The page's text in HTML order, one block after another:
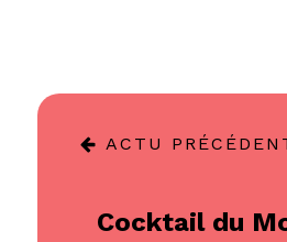
ACTU
Cocktail du